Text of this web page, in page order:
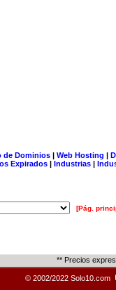
de Dominios| Web Hosting |
Expirados | Industrias |
[Pág.
** Precios
© 2002/2022 Solo10.com